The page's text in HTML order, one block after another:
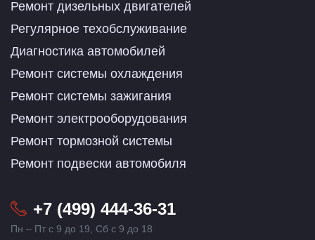
Ремонт дизельных двигателей
Регулярное техобслуживание
Диагностика автомобилей
Ремонт системы охлаждения
Ремонт системы зажигания
Ремонт электрооборудования
Ремонт тормозной системы
Ремонт подвески автомобиля
+7 (499) 444-36-31
Пн – Пт с 9 до 19, Сб с 9 до 18